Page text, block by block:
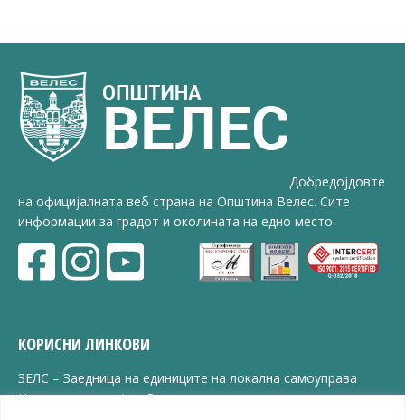
Добредојдовте
на официјалната веб страна на Општина Велес. Сите
информации за градот и околината на едно место.
КОРИСНИ ЛИНКОВИ
ЗЕЛС – Заедница на единиците на локална самоуправа
Центар за развој на Вардарски плански регион